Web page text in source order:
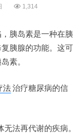
1,314
胰岛素是一种在胰
胰腺的功能。这可
素。
法治疗糖尿病的信
法再代谢的疾病。